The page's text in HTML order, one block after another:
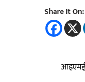
Share It On:
आइएमई